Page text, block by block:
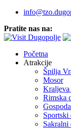
Pratite nas na:
Početna
Atrakcije
Špilja
Mosor
Kraljeva
Rimska
Sportski
Sakralni